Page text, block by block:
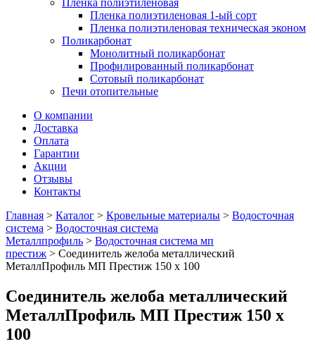
Пленка полиэтиленовая
Пленка полиэтиленовая 1-ый сорт
Пленка полиэтиленовая техническая эконом
Поликарбонат
Монолитный поликарбонат
Профилированный поликарбонат
Сотовый поликарбонат
Печи отопительные
О компании
Доставка
Оплата
Гарантии
Акции
Отзывы
Контакты
Главная > Каталог > Кровельные материалы > Водосточная
система > Водосточная система
Металлпрофиль > Водосточная система мп
престиж > Соединитель желоба металлический
МеталлПрофиль МП Престиж 150 х 100
Соединитель желоба металлический
МеталлПрофиль МП Престиж 150 х
100